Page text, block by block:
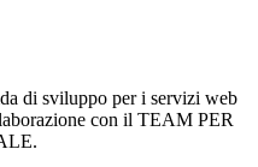
di sviluppo per i servizi web
con il TEAM PER